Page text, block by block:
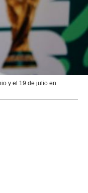
y el 19 de julio en